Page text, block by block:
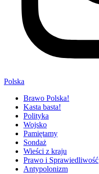
Polska
Brawo Polska!
Kasta basta!
Polityka
Wojsko
Pamiętamy
Sondaż
Wieści z kraju
Prawo i Sprawiedliwość
Antypolonizm